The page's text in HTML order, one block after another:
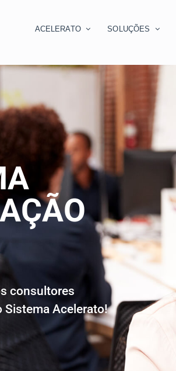
ACELERATO SOLUÇÕES
consultores
Sistema Acelerato!